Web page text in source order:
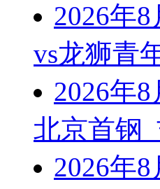
2026年
vs龙狮青
2026年
北京首
2026年